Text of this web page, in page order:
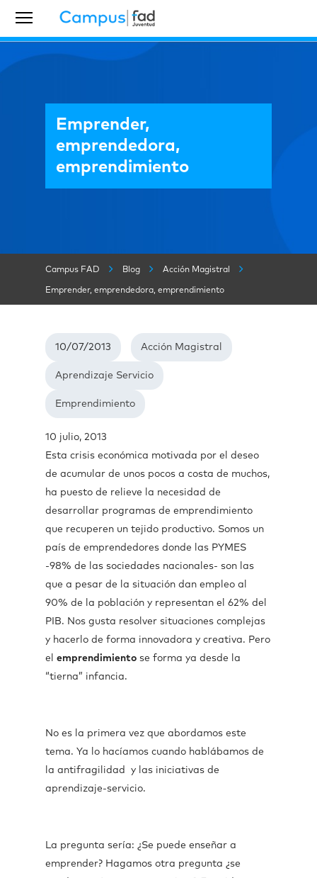
Emprender,
emprendedora,
emprendimiento
Campus FAD Blog Acción Magistral
Emprender, emprendedora, emprendimiento
10/07/2013 Acción Magistral
Aprendizaje Servicio
Emprendimiento
10 julio, 2013
Esta crisis económica motivada por el deseo
de acumular de unos pocos a costa de muchos,
ha puesto de relieve la necesidad de
desarrollar programas de emprendimiento
que recuperen un tejido productivo. Somos un
país de emprendedores donde las PYMES
-98% de las sociedades nacionales- son las
que a pesar de la situación dan empleo al
90% de la población y representan el 62% del
PIB. Nos gusta resolver situaciones complejas
y hacerlo de forma innovadora y creativa. Pero
el emprendimiento se forma ya desde la
“tierna” infancia.
No es la primera vez que abordamos este
tema. Ya lo hacíamos cuando hablábamos de
la antifragilidad y las iniciativas de
aprendizaje-servicio.
La pregunta sería: ¿Se puede enseñar a
emprender? Hagamos otra pregunta ¿se